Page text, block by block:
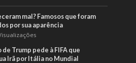
mal? Famosos que foram
por sua aparência
de Trump pede à FIFA que
Irã por Itália no Mundial